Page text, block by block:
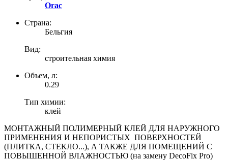
Orac
Страна:
Бельгия
Вид:
строительная химия
Объем, л:
0.29
Тип химии:
клей
МОНТАЖНЫЙ ПОЛИМЕРНЫЙ КЛЕЙ ДЛЯ НАРУЖНОГО
ПРИМЕНЕНИЯ И НЕПОРИСТЫХ ПОВЕРХНОСТЕЙ
(ПЛИТКА, СТЕКЛО...), А ТАКЖЕ ДЛЯ ПОМЕЩЕНИЙ С
ПОВЫШЕННОЙ ВЛАЖНОСТЬЮ (на замену DecoFix Pro)